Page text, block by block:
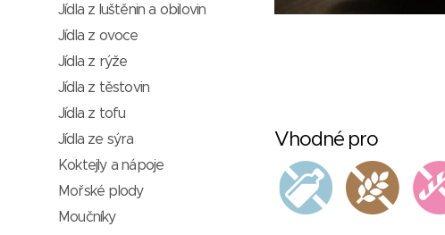
Jídla z luštěnin a obilovin
Jídla z ovoce
Jídla z rýže
Jídla z těstovin
Jídla z tofu
Jídla ze sýra
Koktejly a nápoje
Mořské plody
Moučníky
Vhodné pro